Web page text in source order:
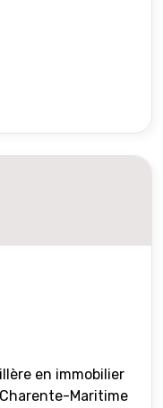
en immobilier
Maritime